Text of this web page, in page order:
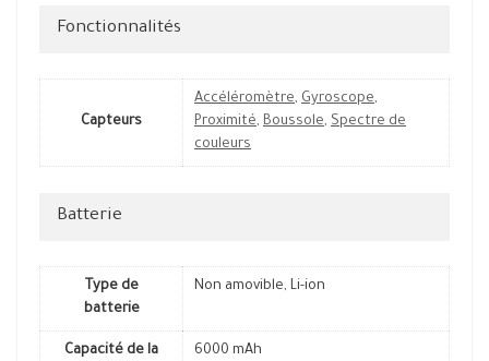
Fonctionnalités
Capteurs
Accéléromètre, Gyroscope,
Proximité, Boussole, Spectre de
couleurs
Batterie
Type de
batterie
Non amovible, Li-ion
Capacité de la
6000 mAh